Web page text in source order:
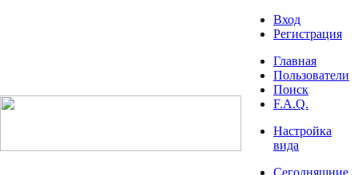
Вход
Регистрация
Главная
Пользователи
Поиск
F.A.Q.
Настройка
вида
Сегодняшние